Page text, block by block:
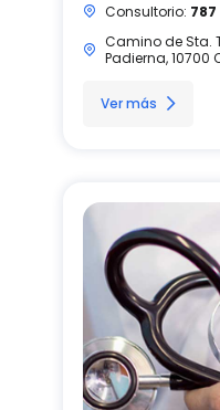
Consultorio: 787
Camino de Sta.
Padierna, 10700
Ver más